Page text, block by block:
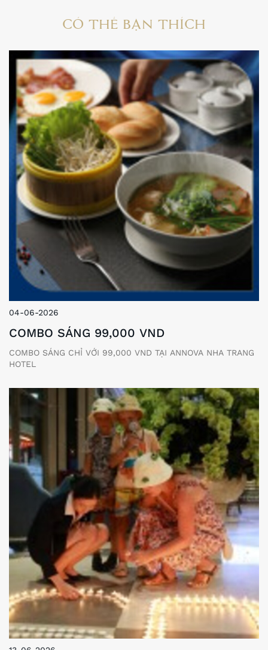
CÓ THỂ BẠN THÍCH
04-06-2026
COMBO SÁNG 99,000 VND
COMBO SÁNG CHỈ VỚI 99,000 VND TẠI ANNOVA NHA TRANG
HOTEL